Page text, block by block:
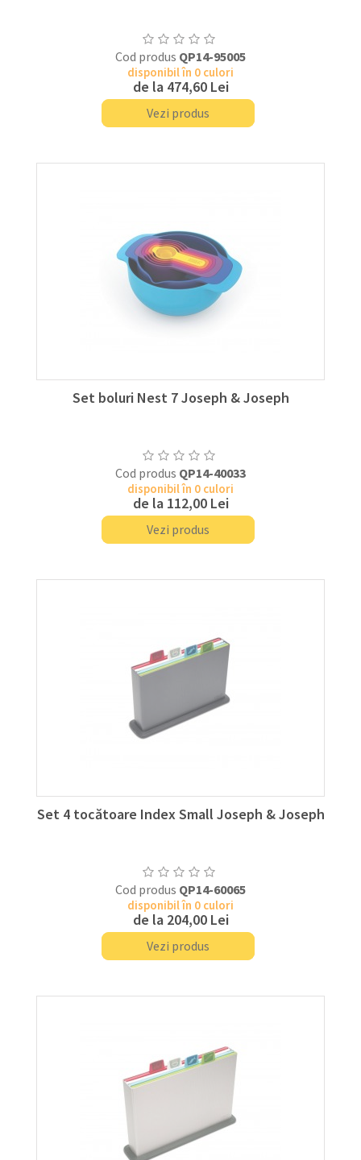
Cod produs QP14-95005
disponibil în 0 culori
de la 474,60 Lei
Vezi produs
Set boluri Nest 7 Joseph & Joseph
Cod produs QP14-40033
disponibil în 0 culori
de la 112,00 Lei
Vezi produs
Set 4 tocătoare Index Small Joseph & Joseph
Cod produs QP14-60065
disponibil în 0 culori
de la 204,00 Lei
Vezi produs